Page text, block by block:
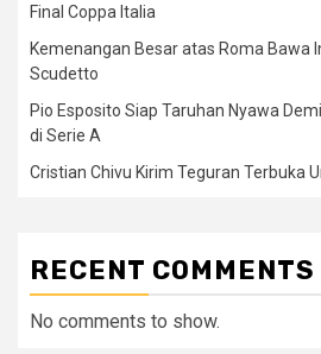
Final Coppa Italia
Kemenangan Besar atas Roma Bawa
Scudetto
Pio Esposito Siap Taruhan Nyawa
di Serie A
Cristian Chivu Kirim Teguran Terbuka
RECENT COMMENTS
No comments to show.